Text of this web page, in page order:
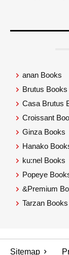
anan Books
Brutus Books
Casa Brutus
Croissant
Ginza Books
Hanako
ku:nel Books
Popeye
&Premium
Tarzan Books
Sitemap